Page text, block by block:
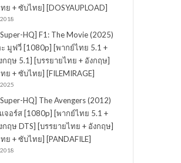
ทย + ซับไทย] [DOSYAUPLOAD]
HQ] F1: The Movie (2025)
ะ มูฟวี่ [1080p] [พากย์ไทย 5.1 +
กฤษ 5.1] [บรรยายไทย + อังกฤษ]
ทย + ซับไทย] [FILEMIRAGE]
HQ] The Avengers (2012)
เจอร์ส [1080p] [พากย์ไทย 5.1 +
กฤษ DTS] [บรรยายไทย + อังกฤษ]
ทย + ซับไทย] [PANDAFILE]